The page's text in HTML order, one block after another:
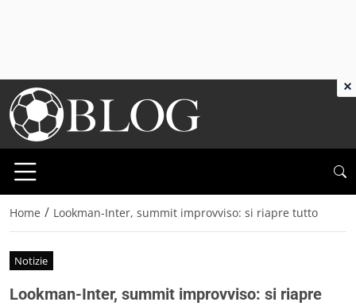
Home / Lookman-Inter, summit improvviso: si riapre tutto
Notizie
Lookman-Inter, summit improvviso: si riapre
×